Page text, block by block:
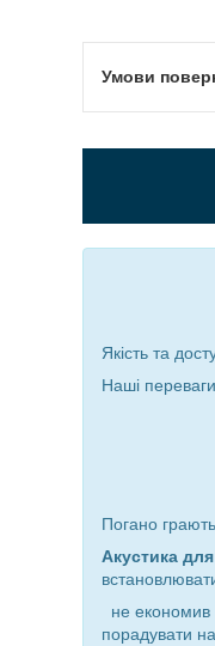
Якість та
Наші
Погано
Акустика для
не економив
порадувати